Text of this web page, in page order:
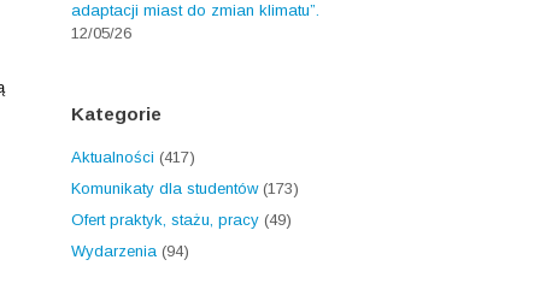
adaptacji miast do zmian klimatu”.
12/05/26
Kategorie
Aktualności (417)
Komunikaty dla studentów(173)
Ofert praktyk, stażu, pracy (49)
Wydarzenia (94)